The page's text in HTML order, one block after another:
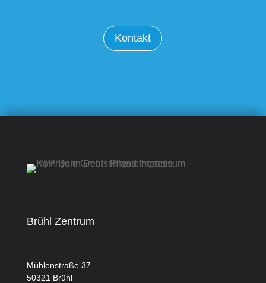
Kontakt
Brühl Zentrum
Mühlenstraße 37
50321 Brühl